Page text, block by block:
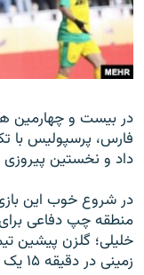
در بيست و چهارمين
فارس، پرسپوليس
داد و نخستين پيروزی
در شروع خوب اين
منطقه چپ دفاعی
خليلی؛ گلزن پيشين
زمينی در دقيقه ۱۵ يک بر صفر پرسپوليس را پيش انداخت.